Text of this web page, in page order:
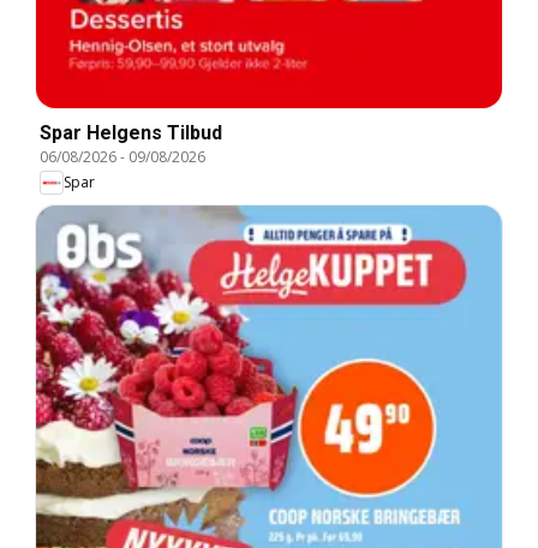
Spar Helgens Tilbud
06/08/2026- 09/08/2026
Spar